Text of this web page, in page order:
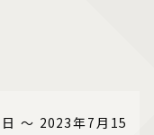
～ 2023年7月15